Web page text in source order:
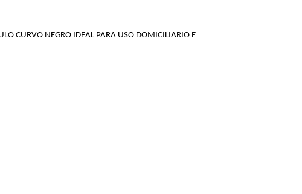
CURVO NEGRO IDEAL PARA USO DOMICILIARIO E